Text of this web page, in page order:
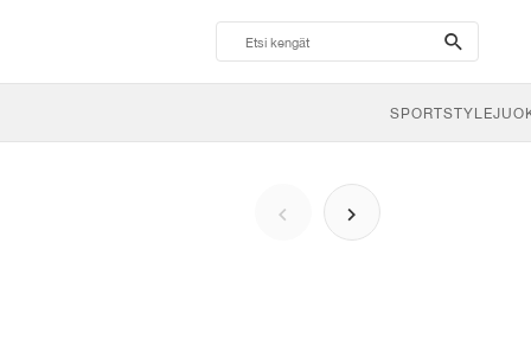
search-
btn
SPORTSTYLE